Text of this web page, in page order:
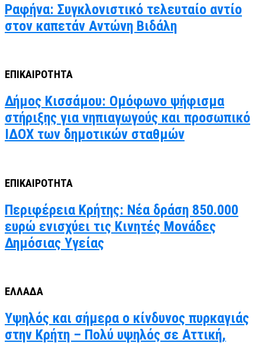
Ραφήνα: Συγκλονιστικό τελευταίο αντίο
στον καπετάν Αντώνη Βιδάλη
ΕΠΙΚΑΙΡΟΤΗΤΑ
Δήμος Κισσάμου: Ομόφωνο ψήφισμα
στήριξης για νηπιαγωγούς και προσωπικό
ΙΔΟΧ των δημοτικών σταθμών
ΕΠΙΚΑΙΡΟΤΗΤΑ
Περιφέρεια Κρήτης: Νέα δράση 850.000
ευρώ ενισχύει τις Κινητές Μονάδες
Δημόσιας Υγείας
ΕΛΛΑΔΑ
Υψηλός και σήμερα ο κίνδυνος πυρκαγιάς
στην Κρήτη – Πολύ υψηλός σε Αττική,